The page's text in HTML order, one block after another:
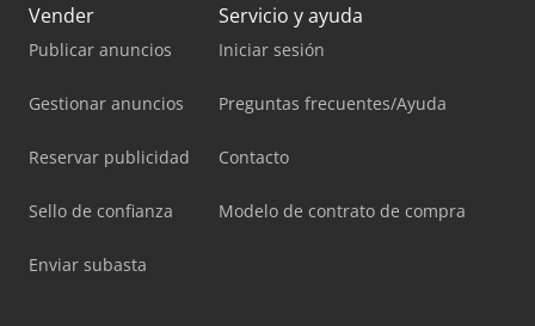
Vender
Publicar anuncios
Gestionar anuncios
Reservar publicidad
Sello de confianza
Enviar subasta
Servicio y ayuda
Iniciar sesión
Preguntas frecuentes/Ayuda
Contacto
Modelo de contrato de compra